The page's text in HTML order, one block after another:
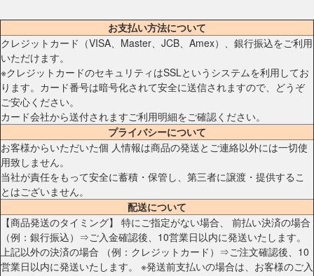
お支払い方法について
クレジットカード（VISA、Master、JCB、Amex）、銀行振込をご利用
いただけます。
※クレジットカードのセキュリティはSSLというシステムを利用してお
ります。カード番号は暗号化されて安全に送信されますので、どうぞ
ご安心ください。
カード会社から送付されますご利用明細をご確認ください。
プライバシーについて
お客様からいただいた個 人情報は商品の発送とご連絡以外には一切使
用致しません。
当社が責任をもって安全に蓄積・保管し、第三者に譲渡・提供するこ
とはございません。
配送について
【商品発送のタイミング】 特にご指定がない場合、 前払い決済の場合
（例：銀行振込）⇒ご入金確認後、10営業日以内に発送いたします。
上記以外の決済の場合 （例：クレジットカード）⇒ご注文確認後、10
営業日以内に発送いたします。 ※発送前支払いの場合は、お客様のご入